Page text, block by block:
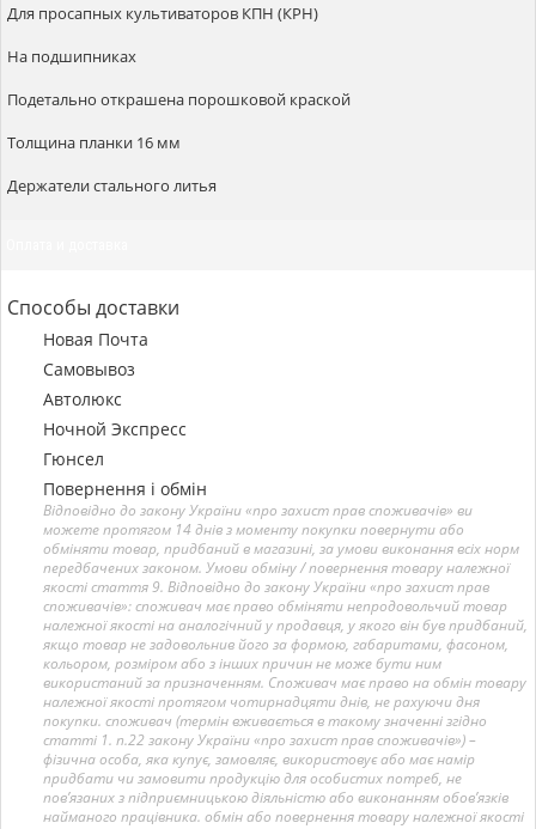
Для просапных культиваторов КПН (КРН)
На подшипниках
Подетально открашена порошковой краской
Толщина планки 16 мм
Держатели стального литья
Способы доставки
Новая Почта
Самовывоз
Автолюкс
Ночной Экспресс
Гюнсел
Повернення і обмін
Відповідно до закону України «про захист прав споживачів» ви
можете протягом 14 днів з моменту покупки повернути або
обміняти товар, придбаний в магазині, за умови виконання всіх норм
передбачених законом. Умови обміну / повернення товару належної
якості стаття 9. Відповідно до закону України «про захист прав
споживачів»: споживач має право обміняти непродовольчий товар
належної якості на аналогічний у продавця, у якого він був придбаний,
якщо товар не задовольнив його за формою, габаритами, фасоном,
кольором, розміром або з інших причин не може бути ним
використаний за призначенням. Споживач має право на обмін товару
належної якості протягом чотирнадцяти днів, не рахуючи дня
покупки. споживач (термін вживається в такому значенні згідно
статті 1. п.22 закону України «про захист прав споживачів») –
фізична особа, яка купує, замовляє, використовує або має намір
придбати чи замовити продукцію для особистих потреб, не
пов’язаних з підприємницькою діяльністю або виконанням обов’язків
найманого працівника. обмін або повернення товару належної якості